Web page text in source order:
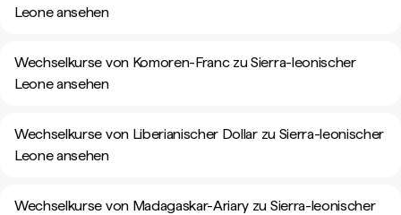
Leone ansehen
Wechselkurse von Komoren-Franc zu Sierra-leonischer
Leone ansehen
Wechselkurse von Liberianischer Dollar zu Sierra-leonischer
Leone ansehen
Wechselkurse von Madagaskar-Ariary zu Sierra-leonischer